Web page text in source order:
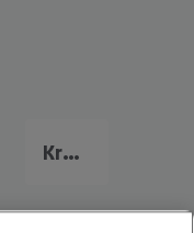
Kroatien Flug & Hotel